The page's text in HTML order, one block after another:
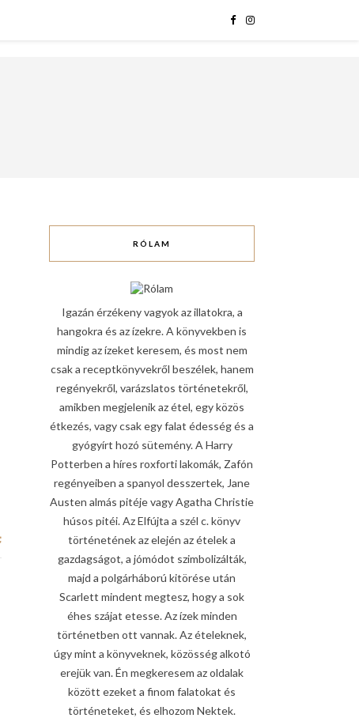
RÓLAM
Igazán érzékeny vagyok az illatokra, a
hangokra és az ízekre. A könyvekben is
mindig az ízeket keresem, és most nem
csak a receptkönyvekről beszélek, hanem
regényekről, varázslatos történetekről,
amikben megjelenik az étel, egy közös
étkezés, vagy csak egy falat édesség és a
gyógyírt hozó sütemény. A Harry
Potterben a híres roxforti lakomák, Zafón
regényeiben a spanyol desszertek, Jane
Austen almás pitéje vagy Agatha Christie
húsos pitéi. Az Elfújta a szél c. könyv
történetének az elején az ételek a
gazdagságot, a jómódot szimbolizálták,
majd a polgárháború kitörése után
Scarlett mindent megtesz, hogy a sok
éhes szájat etesse. Az ízek minden
történetben ott vannak. Az ételeknek,
úgy mint a könyveknek, közösség alkotó
erejük van. Én megkeresem az oldalak
között ezeket a finom falatokat és
történeteket, és elhozom Nektek.